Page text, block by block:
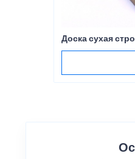
Доска сухая